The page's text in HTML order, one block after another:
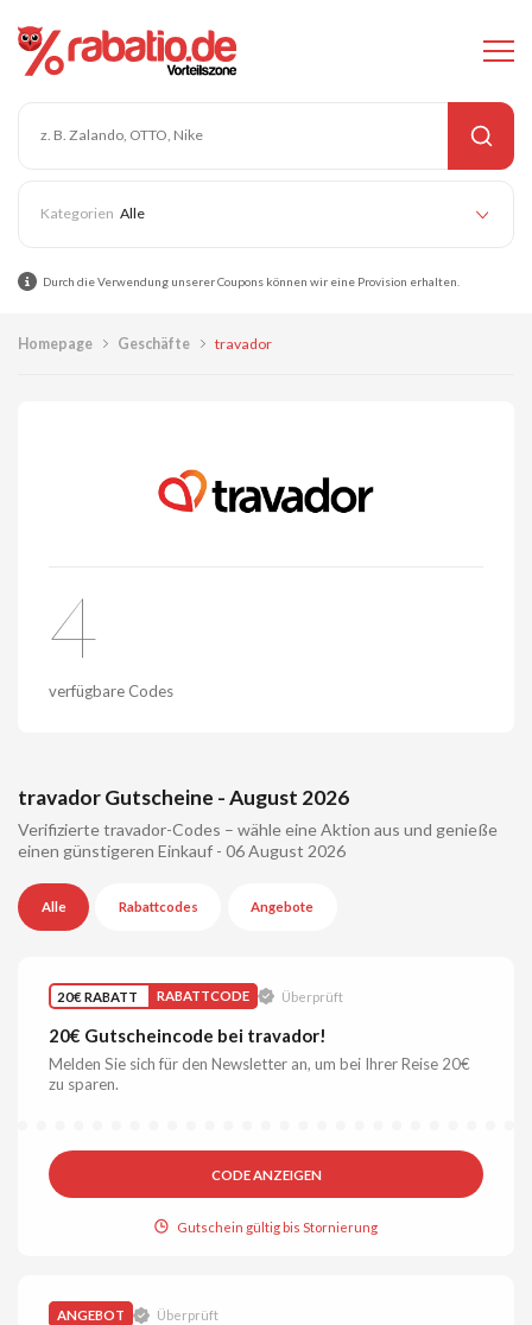
Alle
Durch die Verwendung unserer Coupons können wir eine Provision erhalten.
Homepage Geschäfte travador
4
verfügbare Codes
travador Gutscheine - August 2026
Verifizierte travador-Codes – wähle eine Aktion aus und genieße
einen günstigeren Einkauf - 06 August 2026
Alle Rabattcodes Angebote
20€ RABATT RABATTCODE Überprüft
20€ Gutscheincode bei travador!
Melden Sie sich für den Newsletter an, um bei Ihrer Reise 20€
zu sparen.
CODE ANZEIGEN
Gutschein gültig bis Stornierung
ANGEBOT Überprüft